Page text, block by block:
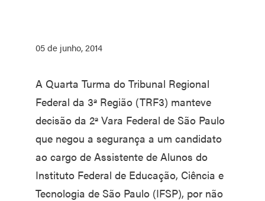
05 de junho, 2014
A Quarta Turma do Tribunal Regional
Federal da 3ª Região (TRF3) manteve
decisão da 2ª Vara Federal de São Paulo
que negou a segurança a um candidato
ao cargo de Assistente de Alunos do
Instituto Federal de Educação, Ciência e
Tecnologia de São Paulo (IFSP), por não